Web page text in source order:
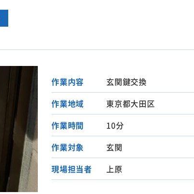
作業内容
玄関鍵交換
作業地域
東京都大田区
作業時間
10分
作業対象
玄関
現場担当者
上原